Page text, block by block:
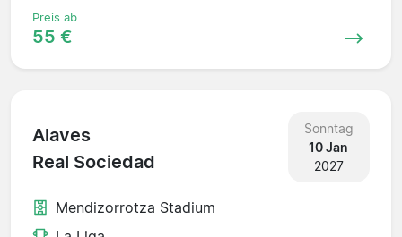
Preis ab
55 €
Alaves
Real Sociedad
Sonntag
10 Jan
2027
Mendizorrotza Stadium